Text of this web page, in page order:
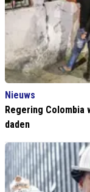
Nieuws
Regering
daden